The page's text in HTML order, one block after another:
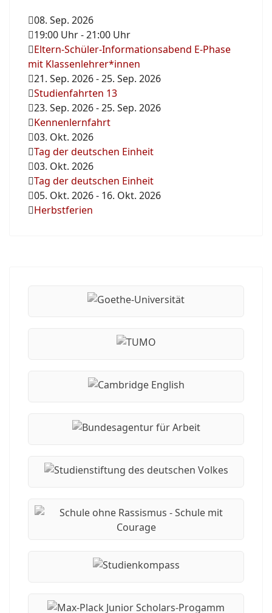
08. Sep. 2026
19:00 Uhr-21:00 Uhr
Eltern-Schüler-Informationsabend E-Phase
mit Klassenlehrer*innen
21. Sep. 2026-25. Sep. 2026
Studienfahrten 13
23. Sep. 2026-25. Sep. 2026
Kennenlernfahrt
03. Okt. 2026
Tag der deutschen Einheit
03. Okt. 2026
Tag der deutschen Einheit
05. Okt. 2026- 16. Okt. 2026
Herbstferien